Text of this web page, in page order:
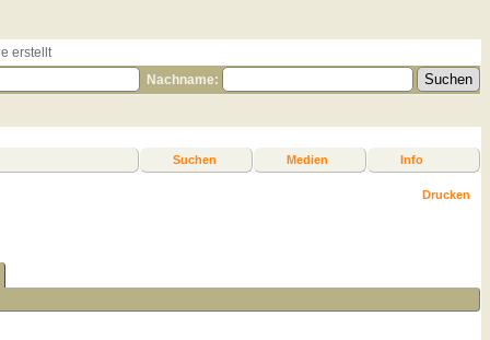
erstellt
Nachname:
Suchen Medien Info
Drucken